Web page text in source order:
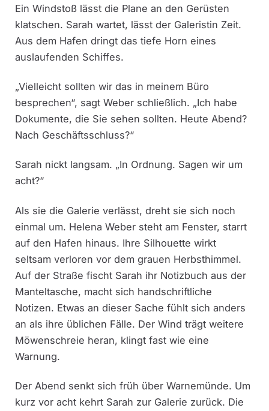
Ein Windstoß lässt die Plane an den Gerüsten
klatschen. Sarah wartet, lässt der Galeristin Zeit.
Aus dem Hafen dringt das tiefe Horn eines
auslaufenden Schiffes.
„Vielleicht sollten wir das in meinem Büro
besprechen“, sagt Weber schließlich. „Ich habe
Dokumente, die Sie sehen sollten. Heute Abend?
Nach Geschäftsschluss?“
Sarah nickt langsam. „In Ordnung. Sagen wir um
acht?“
Als sie die Galerie verlässt, dreht sie sich noch
einmal um. Helena Weber steht am Fenster, starrt
auf den Hafen hinaus. Ihre Silhouette wirkt
seltsam verloren vor dem grauen Herbsthimmel.
Auf der Straße fischt Sarah ihr Notizbuch aus der
Manteltasche, macht sich handschriftliche
Notizen. Etwas an dieser Sache fühlt sich anders
an als ihre üblichen Fälle. Der Wind trägt weitere
Möwenschreie heran, klingt fast wie eine
Warnung.
Der Abend senkt sich früh über Warnemünde. Um
kurz vor acht kehrt Sarah zur Galerie zurück. Die